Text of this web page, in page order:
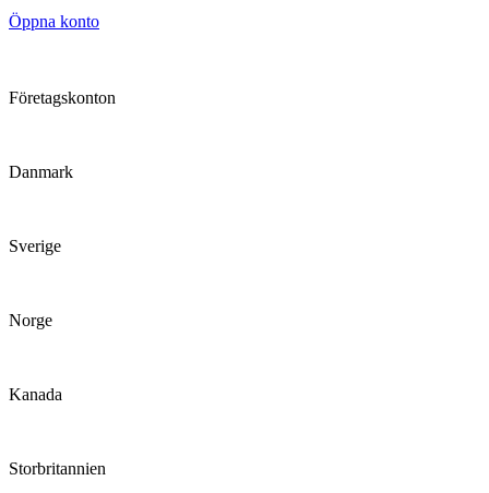
Öppna konto
Företagskonton
Danmark
Sverige
Norge
Kanada
Storbritannien